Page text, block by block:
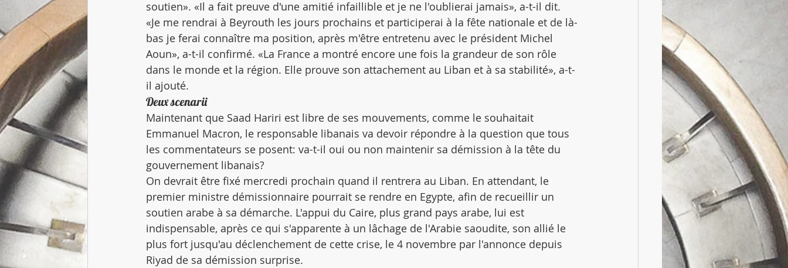
soutien». «Il a fait preuve d'une amitié infaillible et je ne l'oublierai jamais», a-t-il dit.
«Je me rendrai à Beyrouth les jours prochains et participerai à la fête nationale et de là-
bas je ferai connaître ma position, après m'être entretenu avec le président Michel
Aoun», a-t-il confirmé. «La France a montré encore une fois la grandeur de son rôle
dans le monde et la région. Elle prouve son attachement au Liban et à sa stabilité», a-t-
il ajouté.
Deux scenarii
Maintenant que Saad Hariri est libre de ses mouvements, comme le souhaitait
Emmanuel Macron, le responsable libanais va devoir répondre à la question que tous
les commentateurs se posent: va-t-il oui ou non maintenir sa démission à la tête du
gouvernement libanais?
On devrait être fixé mercredi prochain quand il rentrera au Liban. En attendant, le
premier ministre démissionnaire pourrait se rendre en Egypte, afin de recueillir un
soutien arabe à sa démarche. L'appui du Caire, plus grand pays arabe, lui est
indispensable, après ce qui s'apparente à un lâchage de l'Arabie saoudite, son allié le
plus fort jusqu'au déclenchement de cette crise, le 4 novembre par l'annonce depuis
Riyad de sa démission surprise.